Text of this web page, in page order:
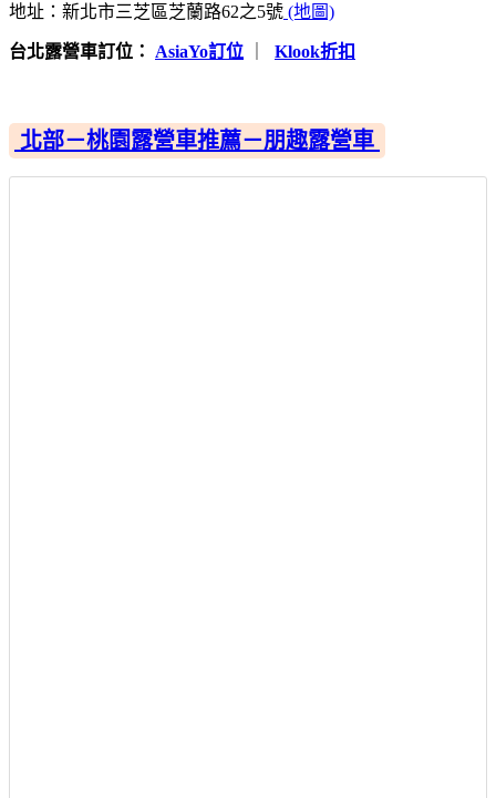
地址：新北市三芝區芝蘭路62之5號 (地圖)
台北露營車訂位： AsiaYo訂位 Klook折扣
北部－桃園露營車推薦－朋趣露營車